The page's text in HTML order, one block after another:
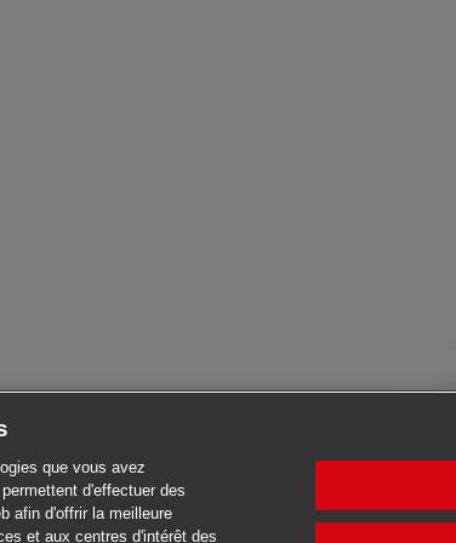
que vous avez
d'effectuer des
afin d'offrir la meilleure
et aux centres d'intérêt des